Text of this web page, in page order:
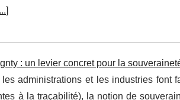
]
: un levier concret pour la
administrations et les industries font
à la traçabilité), la notion de